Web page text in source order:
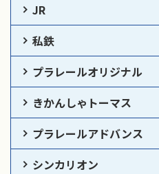
JR
私鉄
プラレールオリジナル
きかんしゃトーマス
プラレールアドバンス
シンカリオン